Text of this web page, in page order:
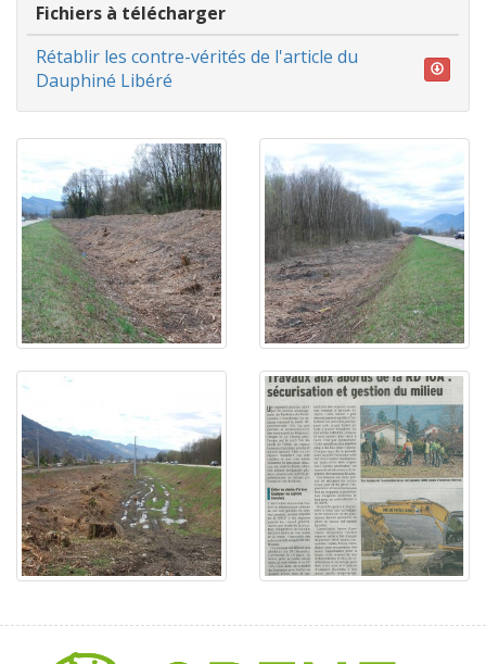
Fichiers à télécharger
Rétablir les contre-vérités de l'article du
Dauphiné Libéré